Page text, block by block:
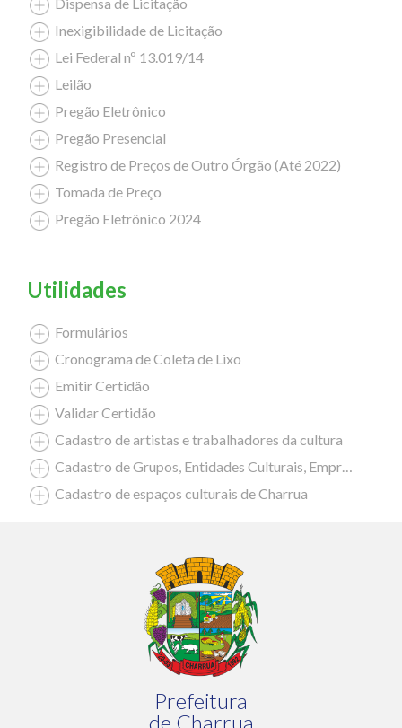
Inexigibilidade de Licitação
Lei Federal nº 13.019/14
Leilão
Pregão Eletrônico
Pregão Presencial
Registro de Preços de Outro Órgão (Até 2022)
Tomada de Preço
Pregão Eletrônico 2024
Utilidades
Formulários
Cronograma de Coleta de Lixo
Emitir Certidão
Validar Certidão
Cadastro de artistas e trabalhadores da cultura
Cadastro de Grupos, Entidades Culturais, Empresas Culturais
Cadastro de espaços culturais de Charrua
Prefeitura
de Charrua